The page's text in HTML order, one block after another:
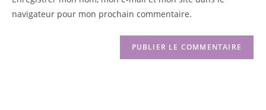
navigateur pour mon prochain commentaire.